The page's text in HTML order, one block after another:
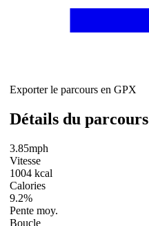
Exporter le parcours en GPX
Détails du parcours
3.85mph
Vitesse
1004 kcal
Calories
9.2%
Pente moy.
Boucle